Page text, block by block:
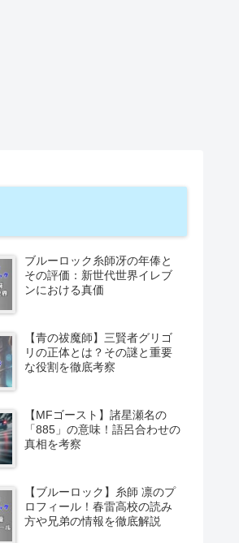
ブルーロック糸師冴の年俸と
その評価：新世代世界イレブ
ンにおける真価
【青の祓魔師】三賢者グリゴ
リの正体とは？その謎と重要
な役割を徹底考察
【MFゴースト】諸星瀬名の
「885」の意味！語呂合わせの
真相を考察
【ブルーロック】糸師 凛のプ
ロフィール！春雷高校の読み
方や兄弟の情報を徹底解説